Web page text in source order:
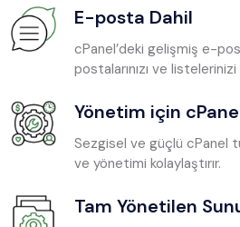
E-posta Dahil
cPanel’deki gelişmiş e-
postalarınızı ve
Yönetim için
Sezgisel ve güçlü cPanel
ve yönetimi kolaylaştırır.
Tam Yönetilen